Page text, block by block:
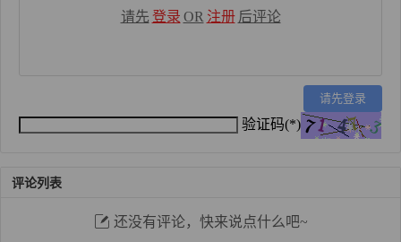
请先 登录 OR 注册 后评论
请先登录
验证码(*)
评论列表
还没有评论，快来说点什么吧~